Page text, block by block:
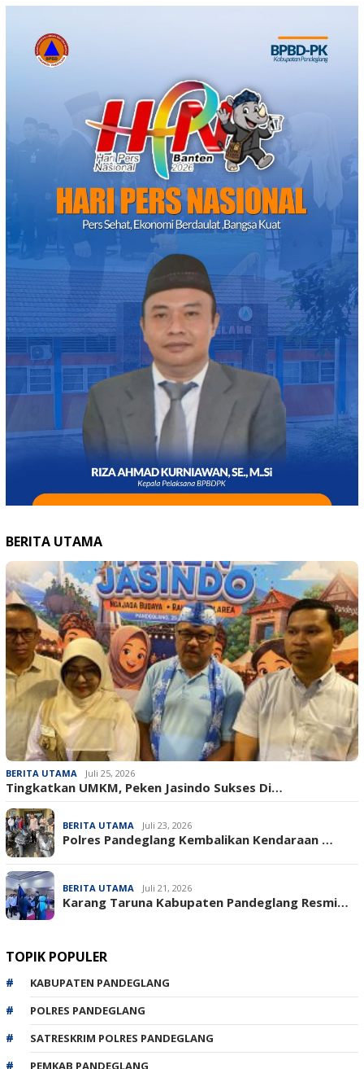
BERITA UTAMA
BERITA UTAMA Juli 25, 2026
Tingkatkan UMKM, Peken Jasindo Sukses Di…
BERITA UTAMA Juli 23, 2026
‎Polres Pandeglang Kembalikan Kendaraan …
BERITA UTAMA Juli 21, 2026
Karang Taruna Kabupaten Pandeglang Resmi…
TOPIK POPULER
KABUPATEN PANDEGLANG
POLRES PANDEGLANG
SATRESKRIM POLRES PANDEGLANG
PEMKAB PANDEGLANG